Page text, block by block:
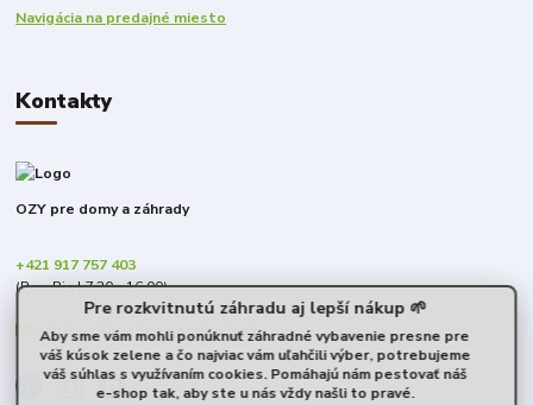
Navigácia na predajné miesto
Kontakty
OZY pre domy a záhrady
+421 917 757 403
(Po - Pia | 7:30 - 16:00)
obchod@predomyazahrady.sk
Pre rozkvitnutú záhradu aj lepší nákup 🌱
Aby sme vám mohli ponúknuť záhradné vybavenie presne pre
váš kúsok zelene a čo najviac vám uľahčili výber, potrebujeme
váš súhlas s využívaním cookies. Pomáhajú nám pestovať náš
e-shop tak, aby ste u nás vždy našli to pravé.